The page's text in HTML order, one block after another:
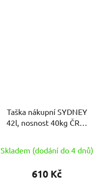
Taška nákupní SYDNEY
42l, nosnost 40kg ČRV/
Skladem (dodání do 4 dnů)
610 Kč